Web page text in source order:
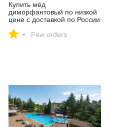
Купить мёд
диморфантовый по низкой
цене с доставкой по России
Здоровья"
- Few orders